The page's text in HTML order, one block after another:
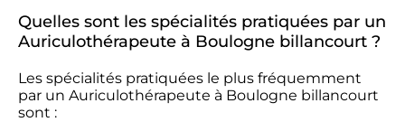
Quelles sont les spécialités pratiquées par un
Auriculothérapeute à Boulogne billancourt ?
Les spécialités pratiquées le plus fréquemment
par un Auriculothérapeute à Boulogne billancourt
sont :